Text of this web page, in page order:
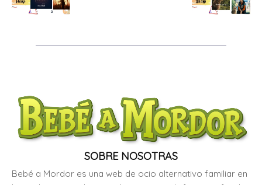
SOBRE NOSOTRAS
Bebé a Mordor es una web de ocio alternativo familiar en